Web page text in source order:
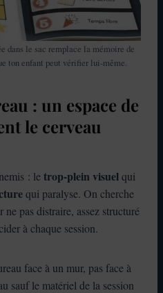
dans le sac remplace la mémoire de
ton enfant peut vérifier lui-même.
: un espace de
le cerveau
: le trop-plein visuel qui
qui paralyse. On cherche
pas distraire, assez structuré
à chaque session.
face à un mur, pas face à
sauf le matériel de la session